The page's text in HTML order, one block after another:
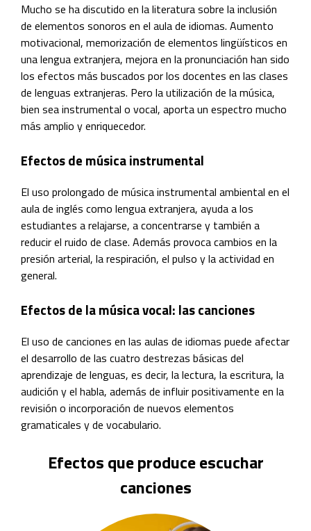
Mucho se ha discutido en la literatura sobre la inclusión
de elementos sonoros en el aula de idiomas. Aumento
motivacional, memorización de elementos lingüísticos en
una lengua extranjera, mejora en la pronunciación han sido
los efectos más buscados por los docentes en las clases
de lenguas extranjeras. Pero la utilización de la música,
bien sea instrumental o vocal, aporta un espectro mucho
más amplio y enriquecedor.
Efectos de música instrumental
El uso prolongado de música instrumental ambiental en el
aula de inglés como lengua extranjera, ayuda a los
estudiantes a relajarse, a concentrarse y también a
reducir el ruido de clase. Además provoca cambios en la
presión arterial, la respiración, el pulso y la actividad en
general.
Efectos de la música vocal: las canciones
El uso de canciones en las aulas de idiomas puede afectar
el desarrollo de las cuatro destrezas básicas del
aprendizaje de lenguas, es decir, la lectura, la escritura, la
audición y el habla, además de influir positivamente en la
revisión o incorporación de nuevos elementos
gramaticales y de vocabulario.
Efectos que produce escuchar
canciones